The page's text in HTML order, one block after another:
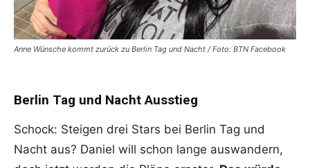
Anne Wünsche kommt zurück zu Berlin Tag und Nacht / Foto: BTN Facebook
Berlin Tag und Nacht Ausstieg
Schock: Steigen drei Stars bei Berlin Tag und
Nacht aus? Daniel will schon lange auswandern,